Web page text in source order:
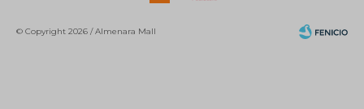
© Copyright 2026 / Almenara Mall